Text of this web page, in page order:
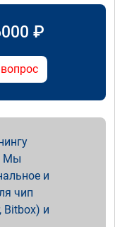
₽
Мы
и
чип
Bitbox) и